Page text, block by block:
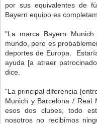
por sus equivalentes de
Bayern equipo es
"La marca Bayern
mundo, pero es
deportes de Europa.
ayuda [a atraer
dice.
"La principal diferencia
Munich y Barcelona / Real
esos dos clubes, todo
nosotros no recibimos